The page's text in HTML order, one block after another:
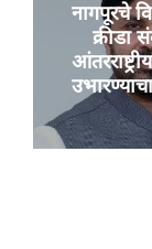
नागपूरचे
क्रीडा